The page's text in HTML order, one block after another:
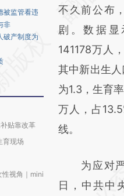
被监管看违
非
破产制度为
贴靠改革
育现场
性视角｜mini
不久前公布
剧。数据
141178万人
其中新出生
为1.3，生育
万人，占
线。
为应对严
日，中共中